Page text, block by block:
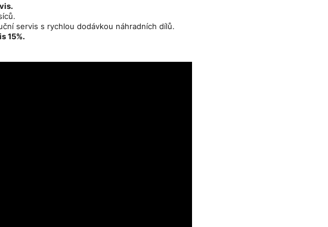
servis s rychlou dodávkou náhradních dílů.
15%.